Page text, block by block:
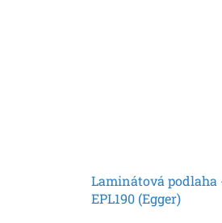
Laminátová
EPL190 (Egger)